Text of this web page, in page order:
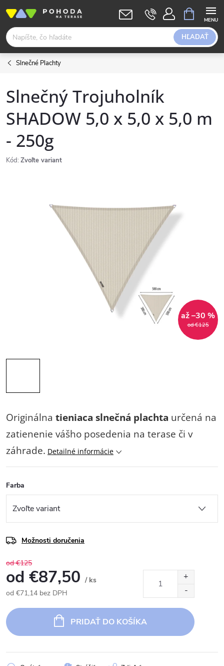
obsah
HĽADAŤ
KOŠÍK
Slnečné Plachty
Slnečný Trojuholník
SHADOW 5,0 x 5,0 x 5,0 m
- 250g
Kód: Zvoľte variant
od €125
až –30 %
Originálna tieniaca slnečná plachta určená na
zatienenie vášho posedenia na terase či v
záhrade. Detailné informácie
Farba
Možnosti doručenia
od €125
od €87,50 / ks
od €71,14 bez DPH
cena:
PRIDAŤ DO KOŠÍKA